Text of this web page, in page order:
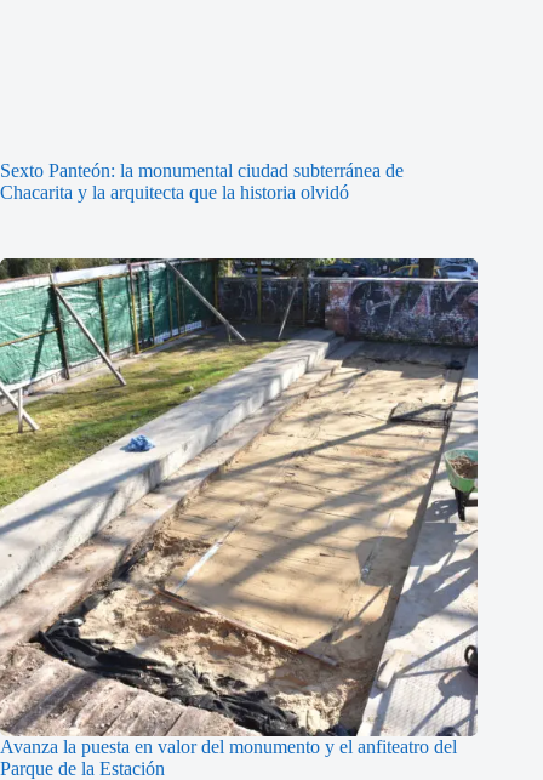
Sexto Panteón: la monumental ciudad subterránea de
Chacarita y la arquitecta que la historia olvidó
Avanza la puesta en valor del monumento y el anfiteatro del
Parque de la Estación